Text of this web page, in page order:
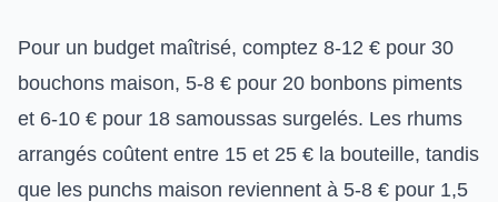
Pour un budget maîtrisé, comptez 8-12 € pour 30
bouchons maison, 5-8 € pour 20 bonbons piments
et 6-10 € pour 18 samoussas surgelés. Les rhums
arrangés coûtent entre 15 et 25 € la bouteille, tandis
que les punchs maison reviennent à 5-8 € pour 1,5